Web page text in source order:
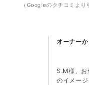
（Googleのクチコミより
オーナー
S.M様、お
のイメー